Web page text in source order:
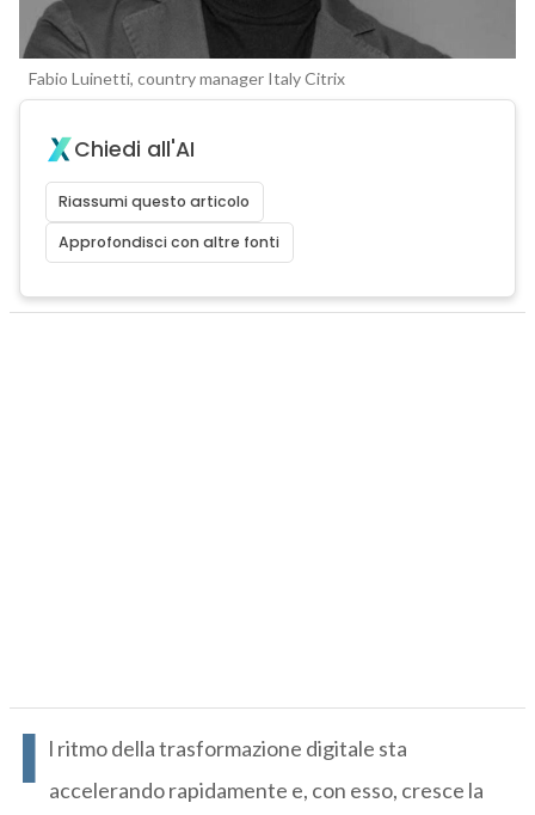
Fabio Luinetti, country manager Italy Citrix
Chiedi all'AI
Riassumi questo articolo
Approfondisci con altre fonti
I l ritmo della trasformazione digitale sta
accelerando rapidamente e, con esso, cresce la